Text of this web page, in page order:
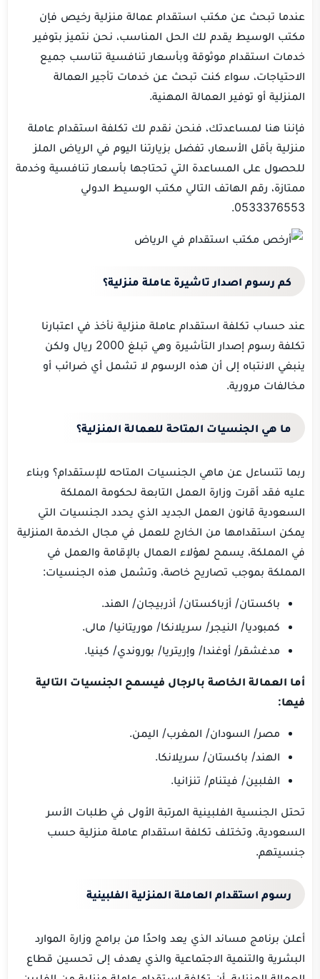
عندما تبحث عن مكتب استقدام عمالة منزلية رخيص فإن
مكتب الوسيط يقدم لك الحل المناسب، نحن نتميز بتوفير
خدمات استقدام موثوقة وبأسعار تنافسية تناسب جميع
الاحتياجات، سواء كنت تبحث عن خدمات تأجير العمالة
المنزلية أو توفير العمالة المهنية.
فإننا هنا لمساعدتك، فنحن نقدم لك تكلفة استقدام عاملة
منزلية بأقل الأسعار، تفضل بزيارتنا اليوم في الرياض الملز
للحصول على المساعدة التي تحتاجها بأسعار تنافسية وخدمة
ممتازة، رقم الهاتف التالي مكتب الوسيط الدولي
0533376553.
كم رسوم اصدار تاشيرة عاملة منزلية؟
عند حساب تكلفة استقدام عاملة منزلية نأخذ في اعتبارنا
تكلفة رسوم إصدار التأشيرة وهي تبلغ 2000 ريال ولكن
ينبغي الانتباه إلى أن هذه الرسوم لا تشمل أي ضرائب أو
مخالفات مرورية.
ما هي الجنسيات المتاحة للعمالة المنزلية؟
ربما تتساءل عن ماهي الجنسيات المتاحه للإستقدام؟ وبناء
عليه فقد أقرت وزارة العمل التابعة لحكومة المملكة
السعودية قانون العمل الجديد الذي يحدد الجنسيات التي
يمكن استقدامها من الخارج للعمل في مجال الخدمة المنزلية
في المملكة، يسمح لهؤلاء العمال بالإقامة والعمل في
المملكة بموجب تصاريح خاصة، وتشمل هذه الجنسيات:
باكستان/ أزباكستان/ أذربيجان/ الهند.
كمبوديا/ النيجر/ سريلانكا/ موريتانيا/ مالى.
مدغشقر/ أوغندا/ وإريتريا/ بوروندي/ كينيا.
أما العمالة الخاصة بالرجال فيسمح الجنسيات التالية
فيها:
مصر/ السودان/ المغرب/ اليمن.
الهند/ باكستان/ سريلانكا.
الفلبين/ فيتنام/ تنزانيا.
تحتل الجنسية الفلبينية المرتبة الأولى في طلبات الأسر
السعودية، وتختلف تكلفة استقدام عاملة منزلية حسب
جنسيتهم.
رسوم استقدام العاملة المنزلية الفلبينية
أعلن برنامج مساند الذي يعد واحدًا من برامج وزارة الموارد
البشرية والتنمية الاجتماعية والذي يهدف إلى تحسين قطاع